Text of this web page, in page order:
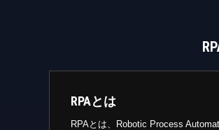
RPAとは
RPAとは、Robotic Process